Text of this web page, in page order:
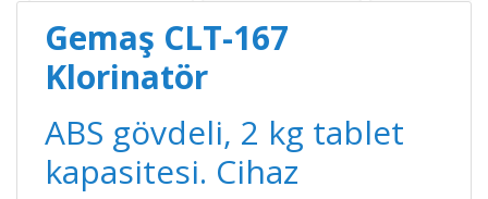
Gemaş CLT-167
Klorinatör
ABS gövdeli, 2 kg tablet
kapasitesi. Cihaz